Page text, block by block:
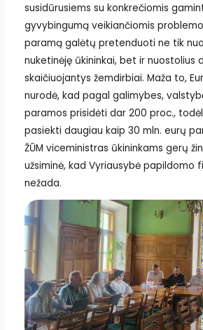
susidūrusiems su konkrečiomis
gyvybingumą veikiančiomis
paramą galėtų pretenduoti ne tik
nuketinėję ūkininkai, bet ir nuostolius
skaičiuojantys žemdirbiai. Maža to,
nurodė, kad pagal galimybes,
paramos prisidėti dar 200 proc.,
pasiekti daugiau kaip 30 mln. eurų
ŽŪM viceministras ūkininkams gerų
užsiminė, kad Vyriausybė papildomo
nežada.